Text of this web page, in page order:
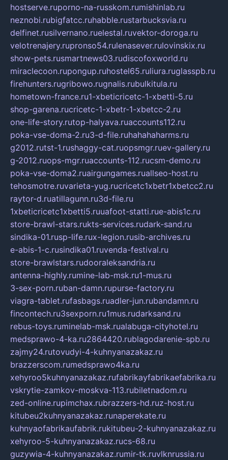
hostserve.ruporno-na-russkom.rumishinlab.ru
neznobi.rubigfatcc.ruhabble.rustarbucksvia.ru
delfinet.rusilvernano.ruelestal.ruvektor-doroga.ru
velotrenajery.rupronso54.rulenasever.rulovinskix.ru
show-pets.rusmartnews03.rudiscofoxworld.ru
miraclecoon.rupongup.ruhostel65.ruliura.ruglasspb.ru
firehunters.rugribowo.rugnalis.rubulkitula.ru
hometown-france.ru1-xbeticricetc-1-xbetti-5.ru
shop-garena.rucricetc-1-xbetr-1-xbetcc-2.ru
one-life-story.rutop-halyava.ruaccounts112.ru
poka-vse-doma-2.ru3-d-file.ruhahahaharms.ru
g2012.rutst-1.rushaggy-cat.ruopsmgr.ruev-gallery.ru
g-2012.ruops-mgr.ruaccounts-112.rucsm-demo.ru
poka-vse-doma2.ruairgungames.ruallseo-host.ru
tehosmotre.ruvarieta-yug.rucricetc1xbetr1xbetcc2.ru
raytor-d.ruatillagunn.ru3d-file.ru
1xbeticricetc1xbetti5.ruuafoot-statti.rue-abis1c.ru
store-brawl-stars.rukts-services.rudark-sand.ru
sindika-01.rusp-life.rux-legion.rusib-archives.ru
e-abis-1-c.rusindika01.ruvenda-festival.ru
store-brawlstars.rudooraleksandria.ru
antenna-highly.rumine-lab-msk.ru1-mus.ru
3-sex-porn.ruban-damn.rupurse-factory.ru
viagra-tablet.rufasbags.ruadler-jun.rubandamn.ru
fincontech.ru3sexporn.ru1mus.rudarksand.ru
rebus-toys.ruminelab-msk.rualabuga-cityhotel.ru
medsprawo-4-ka.ru2864420.rublagodarenie-spb.ru
zajmy24.rutovudyi-4-kuhnyanazakaz.ru
brazzerscom.rumedsprawo4ka.ru
xehyroo5kuhnyanazakaz.rufabrikayfabrikaefabrika.ru
vskrytie-zamkov-moskva-113.rubiletnadom.ru
zed-online.rupimchax.rubrazzers-hd.ruz-host.ru
kitubeu2kuhnyanazakaz.runaperekate.ru
kuhnyaofabrikaufabrik.rukitubeu-2-kuhnyanazakaz.ru
xehyroo-5-kuhnyanazakaz.rucs-68.ru
guzywia-4-kuhnyanazakaz.rumir-tk.ruvlknrussia.ru